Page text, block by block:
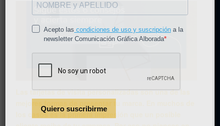
tarjetas de visitapersonalizadas son una de las
los casos es la primera impresión que un posible